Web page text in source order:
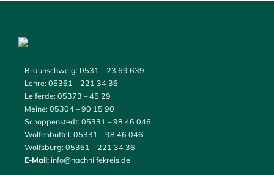
Braunschweig: 0531 – 23 69 639
Lehre: 05361 – 221 34 36
Leiferde: 05373 – 45 29
Meine: 05304 – 90 15 90
Schöppenstedt: 05331 – 98 46 046
Wolfenbüttel: 05331 – 98 46 046
Wolfsburg: 05361 – 221 34 36
E-Mail:info@nachhilfekreis.de